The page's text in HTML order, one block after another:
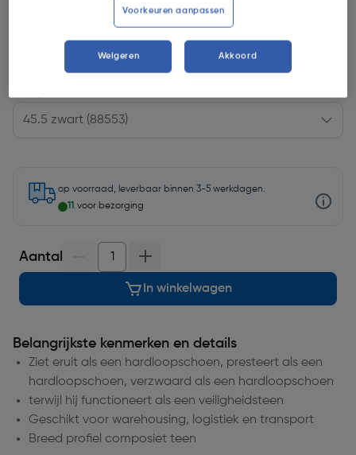
€ 145,99| Excl. btw € 120,65
op voorraad, leverbaar binnen 3-5 werkdagen.
11 voor bezorging
Aantal
In winkelwagen
Belangrijkste kenmerken en details
Ziet eruit als een hardloopschoen, presteert als een
hardloopschoen, verzwaard als een hardloopschoen
terwijl hij functioneert als een veiligheidsteen
Geschikt voor warehousing, logistiek en transport
Breed profiel composiet teen
Voorkeuren aanpassen
Weigeren Akkoord